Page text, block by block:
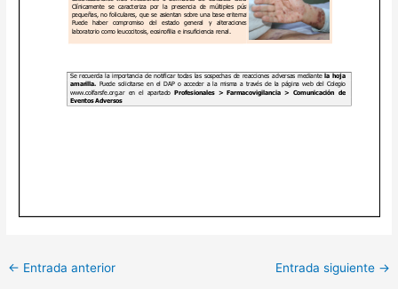
← Entrada anterior Entrada siguiente →